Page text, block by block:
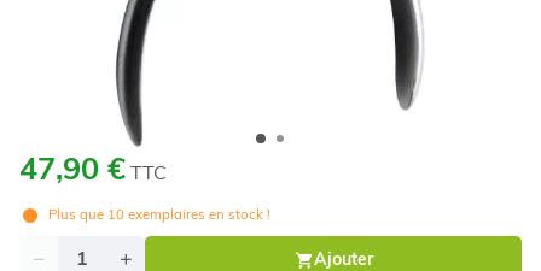
47,90 € TTC
Plus que 10 exemplaires en stock !
Quantité Ajouter